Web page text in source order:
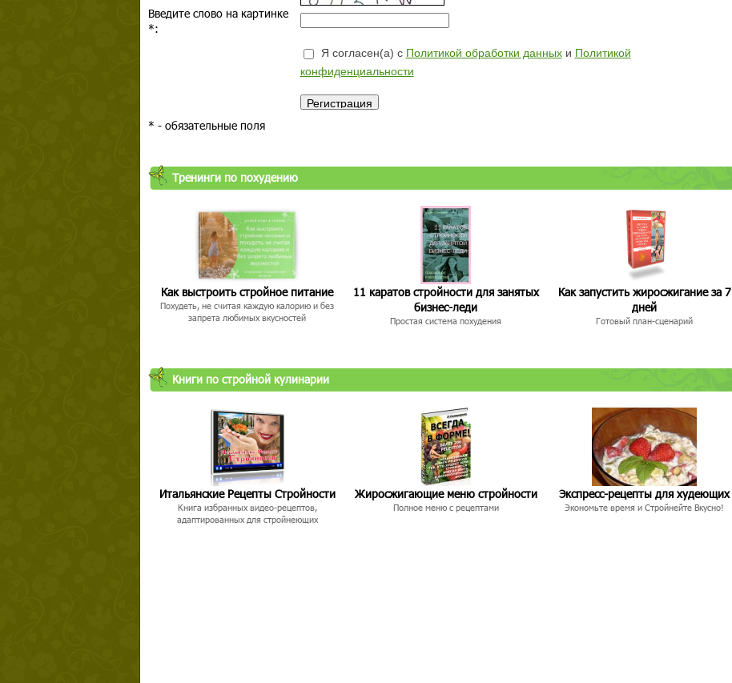
Введите слово на картинке
*:
Я согласен(а) с Политикой обработки данныхи Политикой
конфиденциальности
* - обязательные поля
Тренинги по похудению
Как выстроить стройное питание
Похудеть, не считая каждую калорию и без
запрета любимых вкусностей
11 каратов стройности для занятых
бизнес-леди
Простая система похудения
Как запустить жиросжигание за 7
дней
Готовый план-сценарий
Книги по стройной кулинарии
Итальянские Рецепты Стройности
Книга избранных видео-рецептов,
адаптированных для стройнеющих
Жиросжигающие меню стройности
Полное меню с рецептами
Экспресс-рецепты для худеющих
Экономьте время и Стройнейте Вкусно!